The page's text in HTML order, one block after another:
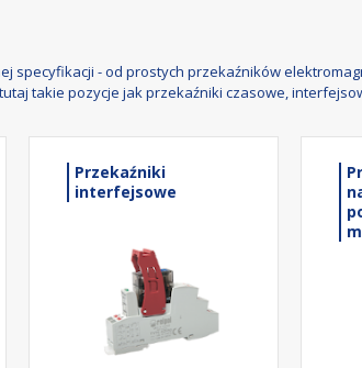
specyfikacji - od prostych przekaźników
takie pozycje jak przekaźniki czasowe,
Przekaźniki
interfejsowe